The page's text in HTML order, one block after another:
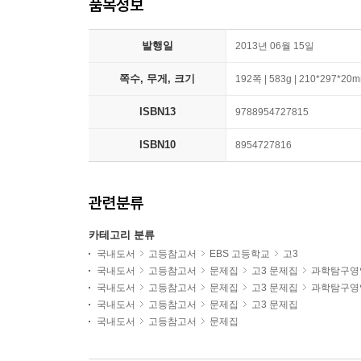
품목정보
발행일 2013년 06월 15일
쪽수, 무게, 크기 192쪽 | 583g |
ISBN13 9788954727815
ISBN10 8954727816
관련분류
카테고리 분류
국내도서 고등참고서 EBS 고등학교
고3
국내도서
고등참고서 문제집 고3 문제집 과학탐구영
국내도서
고등참고서 문제집 고3 문제집
과학탐구영
국내도서
고등참고서 문제집
고3 문제집
국내도서
고등참고서 문제집